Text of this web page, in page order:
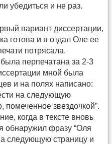
убедиться и не раз.
вариант диссертации,
готова и я отдал Оле ее
потрясала.
перпечатана за 2-3
мной была
и на полях написано:
на следующую
помеченное звездочкой”.
когда в тексте вновь
обнаружил фразу “Оля
следующую страницу и